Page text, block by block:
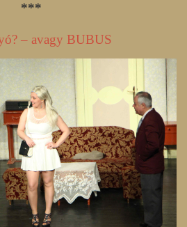
***
– avagy BUBUS